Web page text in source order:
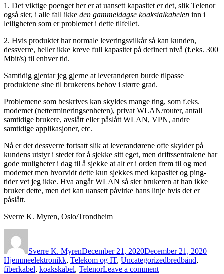
1. Det viktige poenget her er at uansett kapasitet er det, slik Telenor
også sier, i alle fall ikke den gammeldagse koaksialkabelen inn i
leiligheten som er problemet i dette tilfellet.
2. Hvis produktet har normale leveringsvilkår så kan kunden,
dessverre, heller ikke kreve full kapasitet på definert nivå (f.eks. 300
Mbit/s) til enhver tid.
Samtidig gjentar jeg gjerne at leverandøren burde tilpasse
produktene sine til brukerens behov i større grad.
Problemene som beskrives kan skyldes mange ting, som f.eks.
modemet (nettermineringsenheten), privat WLAN/router, antall
samtidige brukere, avslått eller påslått WLAN, VPN, andre
samtidige applikasjoner, etc.
Nå er det dessverre fortsatt slik at leverandørene ofte skylder på
kundens utstyr i stedet for å sjekke sitt eget, men driftssentralene har
gode muligheter i dag til å sjekke at alt er i orden frem til og med
modemet men hvorvidt dette kun sjekkes med kapasitet og ping-
tider vet jeg ikke. Hva angår WLAN så sier brukeren at han ikke
bruker dette, men det kan uansett påvirke hans linje hvis det er
påslått.
Sverre K. Myren, Oslo/Trondheim
Sverre K. MyrenDecember 21, 2020December 21, 2020
Hjemmeelektronikk, Telekom og IT, UncategorizedTags
bredbånd,
fiberkabel, koakskabel, TelenorLeave a commenton